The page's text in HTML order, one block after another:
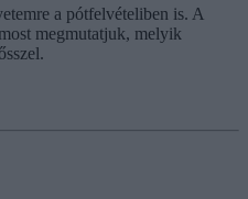
a pótfelvételiben is. A
megmutatjuk, melyik